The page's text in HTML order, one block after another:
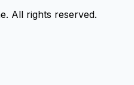
. All rights reserved.